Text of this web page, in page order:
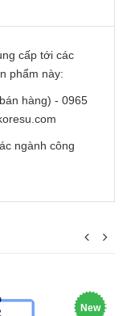
cấp tới các
phẩm này:
hàng) - 0965
ngành công
New